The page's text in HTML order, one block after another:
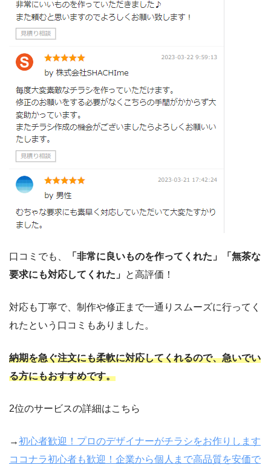
口コミでも、
「非常に良いものを作ってくれた」「無茶な
要求にも対応してくれた」 と高評価！
対応も丁寧で、制作や修正まで一通りスムーズに行ってく
れたという口コミもありました。
納期を急ぐ注文にも柔軟に対応してくれるので、急いでい
る方にもおすすめです。
2位のサービスの詳細はこちら
→初心者歓迎！プロのデザイナーがチラシをお作りします
ココナラ初心者も歓迎！企業から個人まで高品質を安価で